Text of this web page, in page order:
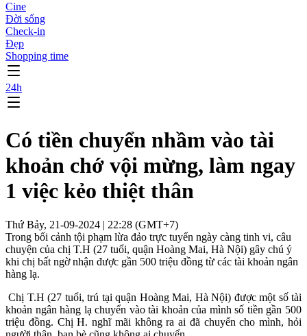
Cine
Đời sống
Check-in
Đẹp
Shopping time
24h
Có tiền chuyển nhầm vào tài
khoản chớ vội mừng, làm ngay
1 việc kẻo thiệt thân
Thứ Bảy, 21-09-2024 | 22:28 (GMT+7)
Trong bối cảnh tội phạm lừa đảo trực tuyến ngày càng tinh vi, câu
chuyện của chị T.H (27 tuổi, quận Hoàng Mai, Hà Nội) gây chú ý
khi chị bất ngờ nhận được gần 500 triệu đồng từ các tài khoản ngân
hàng lạ.
Chị T.H (27 tuổi, trú tại quận Hoàng Mai, Hà Nội) được một số tài
khoản ngân hàng lạ chuyển vào tài khoản của mình số tiền gần 500
triệu đồng. Chị H. nghĩ mãi không ra ai đã chuyển cho mình, hỏi